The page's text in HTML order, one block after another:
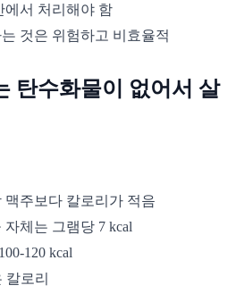
에서 처리해야 함
것은 위험하고 비효율적
탄수화물이 없어서 살
맥주보다 칼로리가 적음
체는 그램당 7 kcal
120 kcal
칼로리